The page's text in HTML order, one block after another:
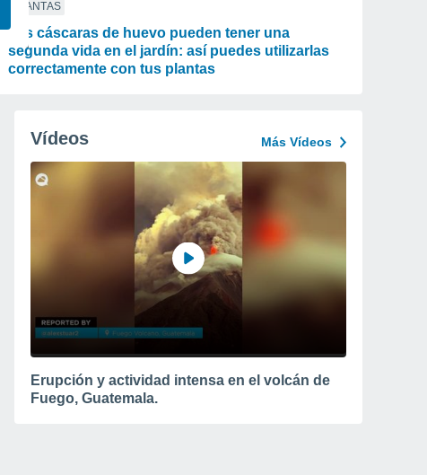
PLANTAS
Las cáscaras de huevo pueden tener una
segunda vida en el jardín: así puedes utilizarlas
correctamente con tus plantas
Vídeos Más Vídeos
Erupción y actividad intensa en el volcán de
Fuego, Guatemala.